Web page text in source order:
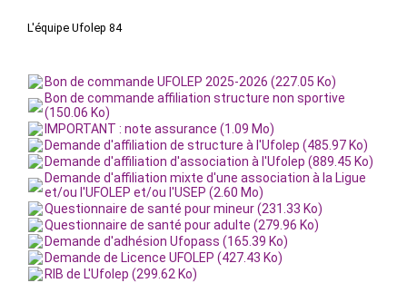
L'équipe Ufolep 84
Bon de commande UFOLEP 2025-2026 (227.05 Ko)
Bon de commande affiliation structure non sportive
(150.06 Ko)
IMPORTANT : note assurance (1.09 Mo)
Demande d'affiliation de structure à l'Ufolep (485.97 Ko)
Demande d'affiliation d'association à l'Ufolep (889.45 Ko)
Demande d'affiliation mixte d'une association à la Ligue
et/ou l'UFOLEP et/ou l'USEP (2.60 Mo)
Questionnaire de santé pour mineur (231.33 Ko)
Questionnaire de santé pour adulte (279.96 Ko)
Demande d'adhésion Ufopass (165.39 Ko)
Demande de Licence UFOLEP (427.43 Ko)
RIB de L'Ufolep (299.62 Ko)